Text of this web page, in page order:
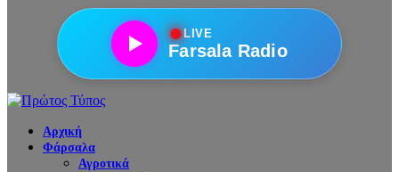
●LIVE
Farsala Radio
Αρχική
Φάρσαλα
Αγροτικά